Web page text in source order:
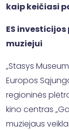
kaip keičiasi
ES
muziejui
„Stasys
Europos
regioninės
kino centras
muziejaus